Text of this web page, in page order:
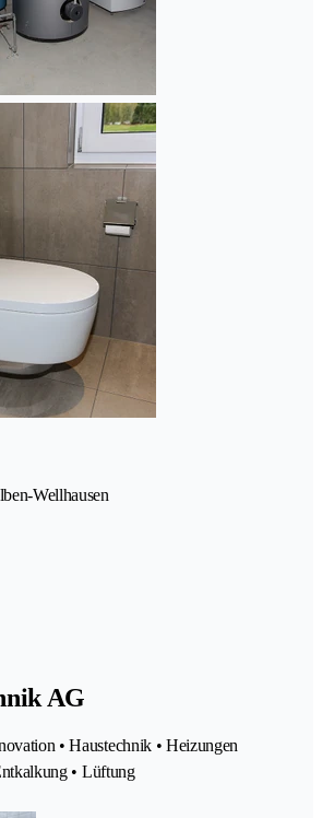
Wellhausen
AG
• Haustechnik • Heizungen
• Lüftung